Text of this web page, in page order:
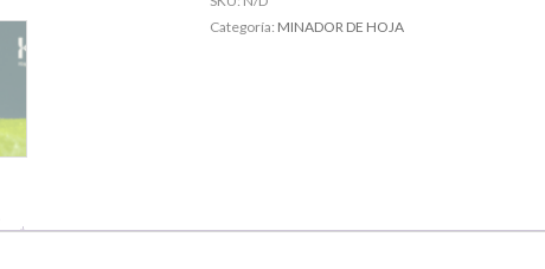
Categoría: MINADOR DE HOJA